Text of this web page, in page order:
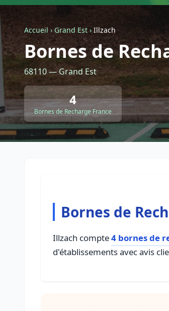
Accueil › Grand Est › Illzach
Bornes de
68110 — Grand Est
4
Bornes de Recharge France
Bornes de
Illzach compte4 bornes de
d'établissements avec avis